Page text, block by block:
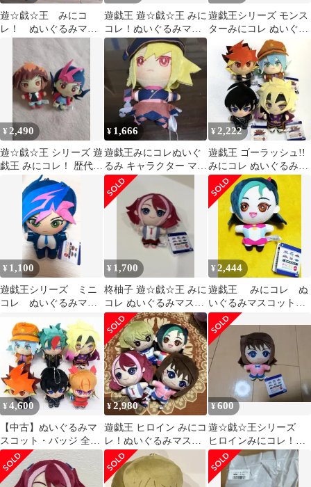
遊☆戯☆王 みにコ
レ！ ぬいぐるみマス
遊戯王 遊☆戯☆王 みに
コレ！ぬいぐるみマス
コット2 コンプリート
遊戯王シリーズ モンス
ターみにコレ ぬいぐる
みマスコット 全3種セ
ット
¥ 2,490
遊☆戯☆王 シリーズ 遊
戯王 みにコレ！ 歴代主
人公 ぬいぐるみマス
コット 2体
¥ 1,666
遊戯王みにコレぬいぐ
るみ キャラクター マス
コット
¥2,222
遊戯王 ゴーラッシュ!!
みにコレ ぬいぐるみマ
スコット 4種セット
¥ 1,100
遊戯王シリーズ ミニ
コレ ぬいぐるみマス
¥ 1,700
柊柚子 遊☆戯☆王 みに
コレ ぬいぐるみマスコ
ット ヒロイン
¥2,444
遊戯王 みにコレ ぬ
いぐるみマスコット
観月小鳥
¥4,600
【中古】ぬいぐるみマ
スコット・バッジ 全6
種セット みにコレ!ぬ
いぐるみマスコット
「遊☆戯☆王ゴーラッ
¥2,980
遊戯王 ヒロイン みにコ
レ！ぬいぐるみマスコ
ット
¥600
遊☆戯☆王シリーズ
ヒロインみにコレ！
ぬいぐるみマスコッ
ト 真崎杏子